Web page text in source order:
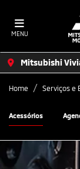
MENU
Mitsubishi
Home Serviços e
Acessórios